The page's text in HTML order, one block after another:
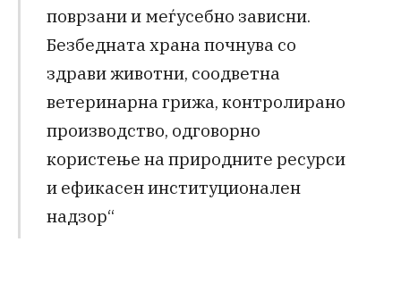
поврзани и меѓусебно зависни.
Безбедната храна почнува со
здрави животни, соодветна
ветеринарна грижа, контролирано
производство, одговорно
користење на природните ресурси
и ефикасен институционален
надзор“